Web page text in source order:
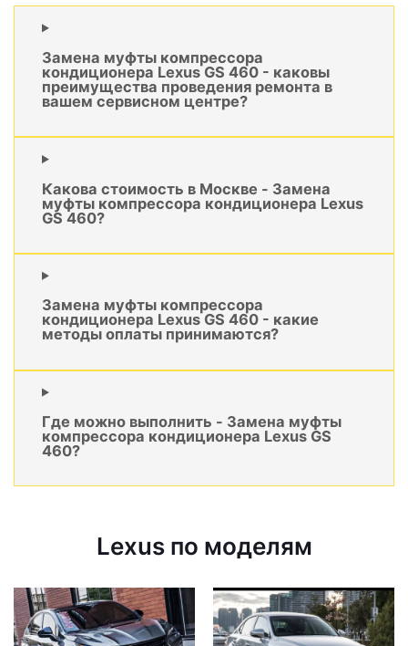
Замена муфты компрессора
кондиционера Lexus GS 460 - каковы
преимущества проведения ремонта в
вашем сервисном центре?
Какова стоимость в Москве - Замена
муфты компрессора кондиционера Lexus
GS 460?
Замена муфты компрессора
кондиционера Lexus GS 460 - какие
методы оплаты принимаются?
Где можно выполнить - Замена муфты
компрессора кондиционера Lexus GS
460?
Lexus по моделям